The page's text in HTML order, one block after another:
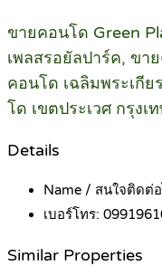
ขายคอนโด Green
เพลสรอยัลปาร์ค, ขา
คอนโด เฉลิมพระเกี
โด เขตประเวศ กรุงเ
Details
Name / สนใจติดต่
เบอร์โทร:
Similar Properties